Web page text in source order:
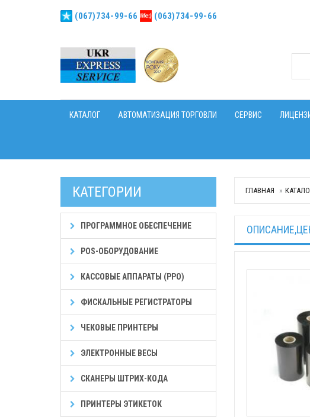
(067)734-99-66 (063)734-99-66
КАТАЛОГ АВТОМАТИЗАЦИЯ ТОРГОВЛИ СЕРВИС
ГЛАВНАЯ
КАТЕГОРИИ
ПРОГРАММНОЕ ОБЕСПЕЧЕНИЕ
POS-ОБОРУДОВАНИЕ
КАССОВЫЕ АППАРАТЫ (РРО)
ФИСКАЛЬНЫЕ РЕГИСТРАТОРЫ
ЧЕКОВЫЕ ПРИНТЕРЫ
ЭЛЕКТРОННЫЕ ВЕСЫ
СКАНЕРЫ ШТРИХ-КОДА
ПРИНТЕРЫ ЭТИКЕТОК